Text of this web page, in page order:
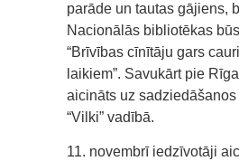
parāde un tautas gājiens,
Nacionālās bibliotēkas
“Brīvības cīnītāju gars
laikiem”. Savukārt pie
aicināts uz
“Vilki” vadībā.
11. novembrī iedzīvotāji